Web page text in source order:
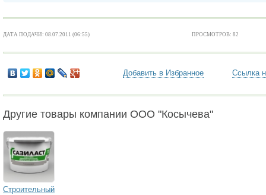
ДАТА ПОДАЧИ: 08.07.2011 (06:55) ПРОСМОТРОВ: 82
Добавить в Избранное Ссылка
Другие товары компании ООО "Косычева"
Строительный